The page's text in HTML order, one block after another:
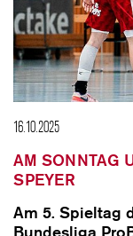
16.10.2025
AM SONNTAG
SPEYER
Am 5. Spieltag